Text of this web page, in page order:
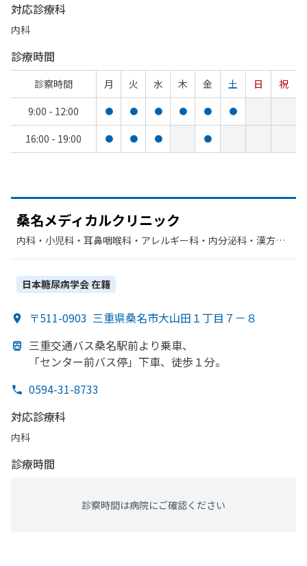
対応診療科
内科
診療時間
診察時間 月 火 水 木 金 土 日
祝
9:00 - 12:00
● ● ● ● ● ●
16:00 - 19:00 ● ● ● ●
桑名メディカルクリニック
内科・​小児科・​耳鼻咽喉科・​アレルギー科・​内分泌科・​漢方内
日本糖尿病学会在籍
〒511-0903 三重県桑名市大山田１丁目７－８
三重交通バス桑名駅前より乗車、
「センター前バス停」 下車、 徒歩１分。
0594-31-8733
対応診療科
内科
診療時間
診察時間は病院にご確認ください